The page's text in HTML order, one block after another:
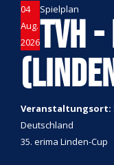
04
Aug.
2026
Spielplan
TVH -
Veranstaltungsort:
Deutschland
35. erima Linden-Cup